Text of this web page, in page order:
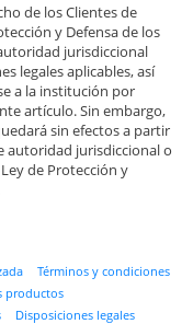
de los Clientes de
y Defensa de los
jurisdiccional
legales aplicables, así
a la institución por
artículo. Sin embargo,
sin efectos a partir
autoridad jurisdiccional o
de Protección y
Términos y condiciones
productos
Disposiciones legales